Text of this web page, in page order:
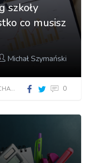
szkoły
co musisz
Michał Szymański
0